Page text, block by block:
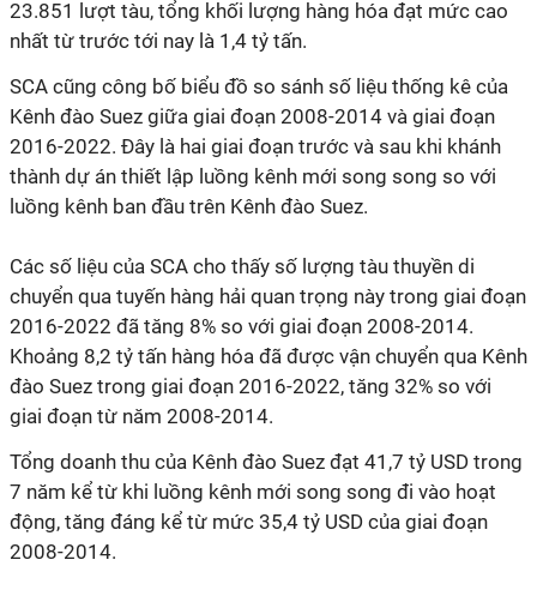
23.851 lượt tàu, tổng khối lượng hàng hóa đạt mức cao
nhất từ trước tới nay là 1,4 tỷ tấn.
SCA cũng công bố biểu đồ so sánh số liệu thống kê của
Kênh đào Suez giữa giai đoạn 2008-2014 và giai đoạn
2016-2022. Đây là hai giai đoạn trước và sau khi khánh
thành dự án thiết lập luồng kênh mới song song so với
luồng kênh ban đầu trên Kênh đào Suez.
Các số liệu của SCA cho thấy số lượng tàu thuyền di
chuyển qua tuyến hàng hải quan trọng này trong giai đoạn
2016-2022 đã tăng 8% so với giai đoạn 2008-2014.
Khoảng 8,2 tỷ tấn hàng hóa đã được vận chuyển qua Kênh
đào Suez trong giai đoạn 2016-2022, tăng 32% so với
giai đoạn từ năm 2008-2014.
Tổng doanh thu của Kênh đào Suez đạt 41,7 tỷ USD trong
7 năm kể từ khi luồng kênh mới song song đi vào hoạt
động, tăng đáng kể từ mức 35,4 tỷ USD của giai đoạn
2008-2014.